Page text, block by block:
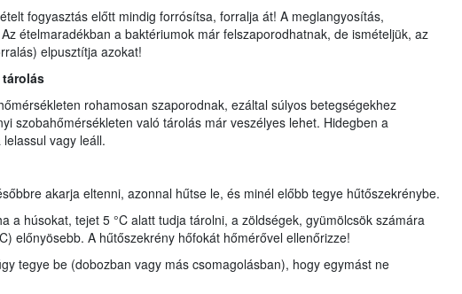
fogyasztás előtt mindig forrósítsa, forralja át! A meglangyosítás,
ételmaradékban a baktériumok már felszaporodhatnak, de ismételjük, az
elpusztítja azokat!
rohamosan szaporodnak, ezáltal súlyos betegségekhez
szobahőmérsékleten való tárolás már veszélyes lehet. Hidegben a
vagy leáll.
akarja eltenni, azonnal hűtse le, és minél előbb tegye hűtőszekrénybe.
a húsokat, tejet 5 °C alatt tudja tárolni, a zöldségek, gyümölcsök számára
előnyösebb. A hűtőszekrény hőfokát hőmérővel ellenőrizze!
tegye be (dobozban vagy más csomagolásban), hogy egymást ne